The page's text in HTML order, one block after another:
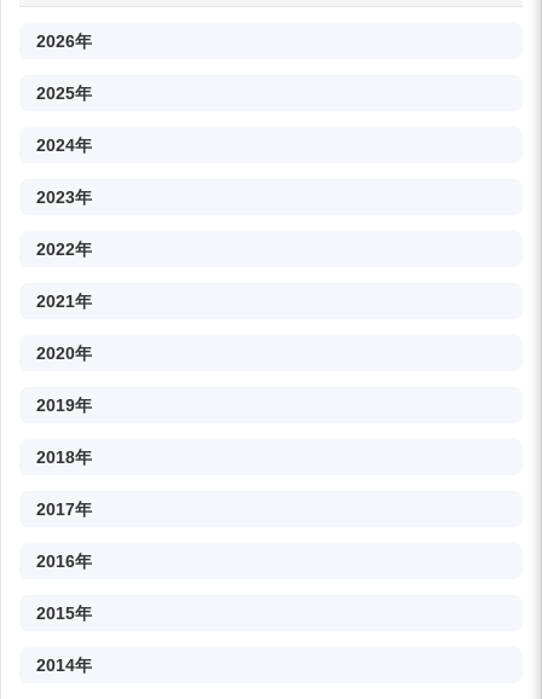
2026年
2025年
2024年
2023年
2022年
2021年
2020年
2019年
2018年
2017年
2016年
2015年
2014年